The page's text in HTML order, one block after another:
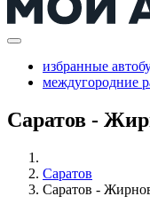
избранные
междугородние
Саратов -
Саратов
Саратов -